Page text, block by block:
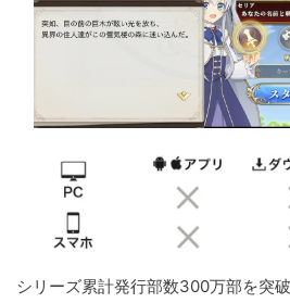
シリーズ累計発行部数300万部を突